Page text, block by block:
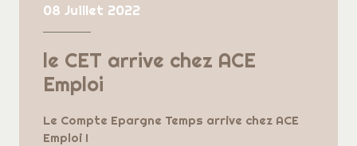
08 Juillet 2022
le CET arrive chez ACE
Emploi
Le Compte Epargne Temps arrive chez ACE
Emploi !